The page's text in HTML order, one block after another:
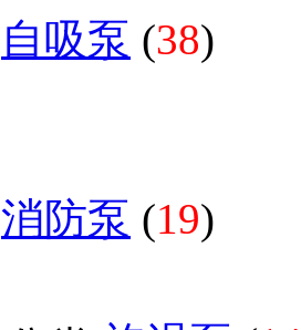
自吸泵 (38)
消防泵 (19)